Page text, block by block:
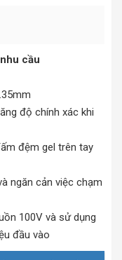
cầu
độ chính xác khi
đệm gel trên tay
ngăn cản việc chạm
100V và sử dụng
đầu vào